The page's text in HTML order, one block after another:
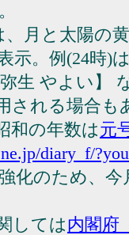
月と太陽の
示。例(24時)
生 やよい】
される場合も
和の年数は元
diary_f/
化のため、今
しては内閣府